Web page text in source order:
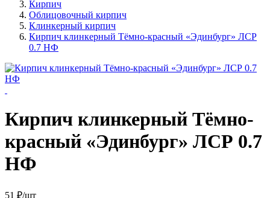
Кирпич
Облицовочный кирпич
Клинкерный кирпич
Кирпич клинкерный Тёмно-красный «Эдинбург» ЛСР
0.7 НФ
Кирпич клинкерный Тёмно-
красный «Эдинбург» ЛСР 0.7
НФ
51 ₽/шт